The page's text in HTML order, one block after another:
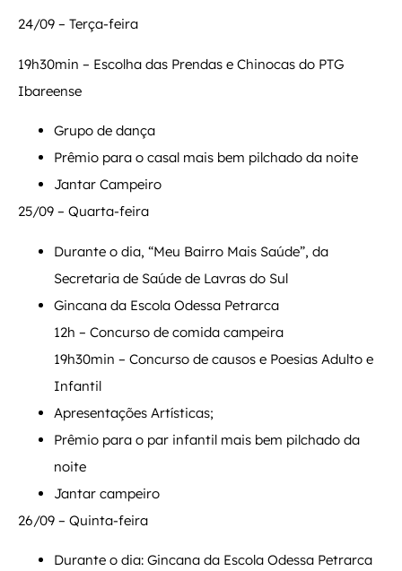
24/09 – Terça-feira
19h30min – Escolha das Prendas e Chinocas do PTG
Ibareense
Grupo de dança
Prêmio para o casal mais bem pilchado da noite
Jantar Campeiro
25/09 – Quarta-feira
Durante o dia, “Meu Bairro Mais Saúde”, da
Secretaria de Saúde de Lavras do Sul
Gincana da Escola Odessa Petrarca
12h – Concurso de comida campeira
19h30min – Concurso de causos e Poesias Adulto e
Infantil
Apresentações Artísticas;
Prêmio para o par infantil mais bem pilchado da
noite
Jantar campeiro
26/09 – Quinta-feira
Durante o dia: Gincana da Escola Odessa Petrarca